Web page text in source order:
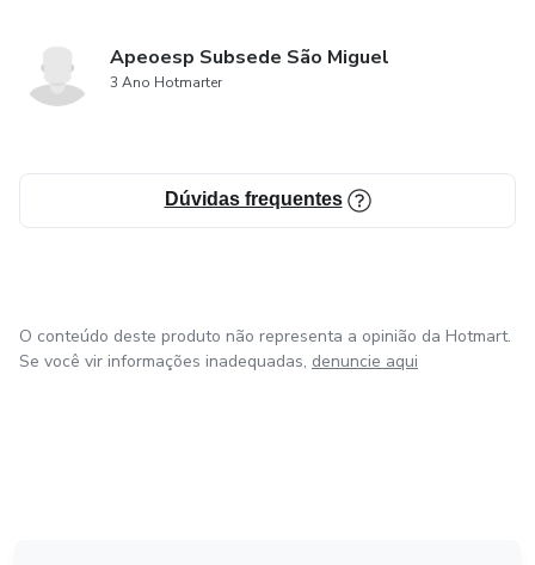
Apeoesp Subsede São Miguel
3 Ano Hotmarter
Dúvidas frequentes
O conteúdo deste produto não representa a opinião da Hotmart.
Se você vir informações inadequadas, denuncie aqui